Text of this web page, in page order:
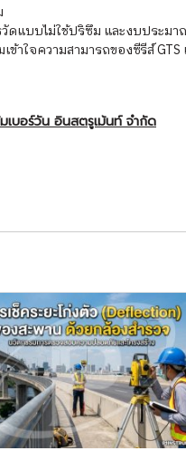
ดแบบไม่ใช้ปริซึม และงบประม
าใจความสามารถของซีรีส์
บอร์วัน อินสตรูเม้นท์ จำกัด